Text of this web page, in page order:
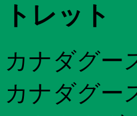
トレット
カナダグー
カナダグー